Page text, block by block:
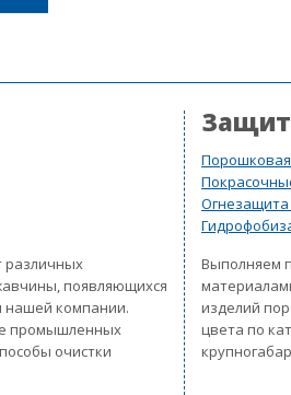
различных
появляющихся
нашей компании.
промышленных
очистки
Огнезащита
Выполняем
изделий
цвета по